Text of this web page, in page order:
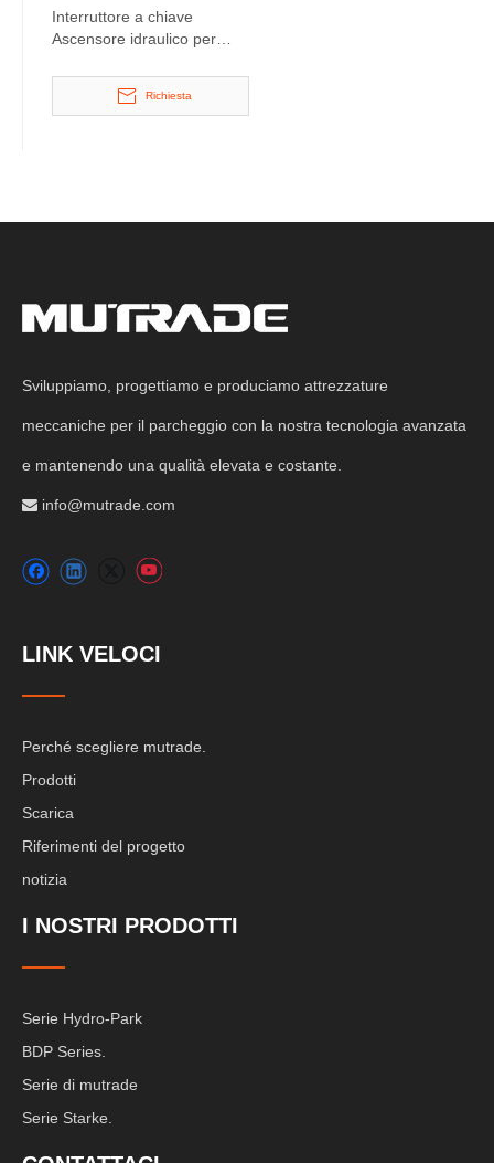
Interruttore a chiave
Ascensore idraulico per
colonne per trasporto merci
Richiesta
Sviluppiamo, progettiamo e produciamo attrezzature
meccaniche per il parcheggio con la nostra tecnologia avanzata
e mantenendo una qualità elevata e costante.
 info@mutrade.com
LINK VELOCI
Perché scegliere mutrade.
Prodotti
Scarica
Riferimenti del progetto
notizia
I NOSTRI PRODOTTI
Serie Hydro-Park
BDP Series.
Serie di mutrade
Serie Starke.